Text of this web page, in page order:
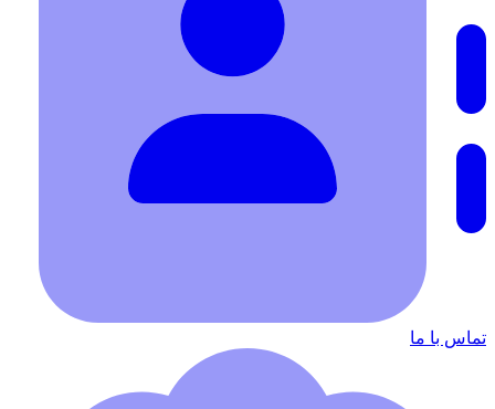
تماس با ما